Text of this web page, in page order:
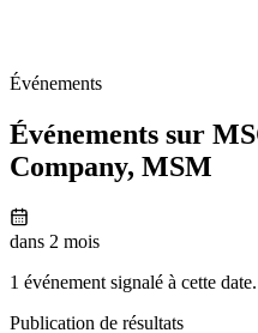
Événements
Événements sur
Company, MSM
dans 2 mois
1 événement signalé à cette date.
Publication de résultats